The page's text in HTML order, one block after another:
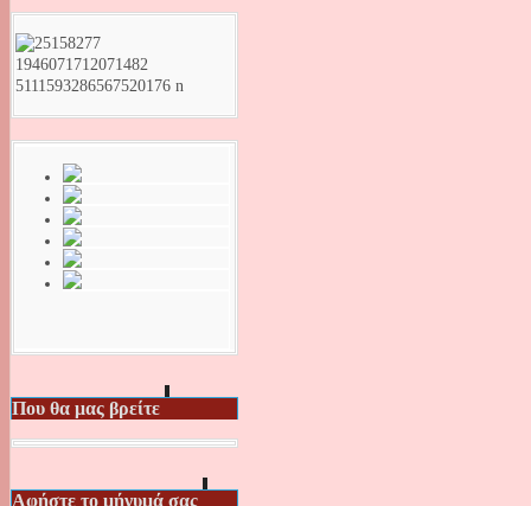
Που θα μας βρείτε
Αφήστε το μήνυμά σας